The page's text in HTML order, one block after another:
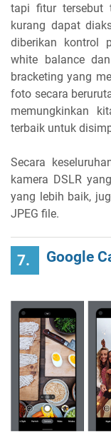
tapi fitur tersebut
kurang dapat
diberikan kontrol
white balance
bracketing yang
foto secara
memungkinkan
terbaik untuk
Secara
kamera DSLR
yang lebih baik,
JPEG file.
7. Google